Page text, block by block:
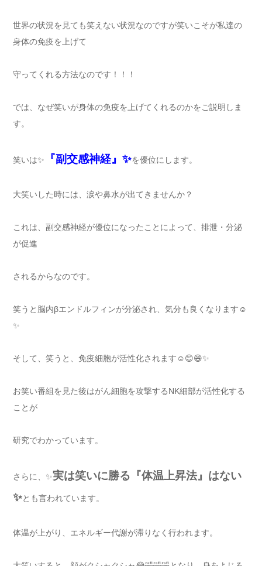
世界の状況を見ても笑えない状況なのですが笑いこそが私達の
身体の免疫を上げて
守ってくれる方法なのです！！！
では、なぜ笑いが身体の免疫を上げてくれるのかをご説明しま
す。
笑いは✨ 『副交感神経』✨を優位にします。
大笑いした時には、涙や鼻水が出てきませんか？
これは、副交感神経が優位になったことによって、排泄・分泌
が促進
されるからなのです。
笑うと脳内βエンドルフィンが分泌され、気分も良くなります☺️
✨
そして、笑うと、免疫細胞が活性化されます☺️😊😄✨
お笑い番組を見た後はがん細胞を攻撃するNK細部が活性化する
ことが
研究でわかっています。
さらに、✨実は笑いに勝る『体温上昇法』はない
✨とも言われています。
体温が上がり、エネルギー代謝が滞りなく行われます。